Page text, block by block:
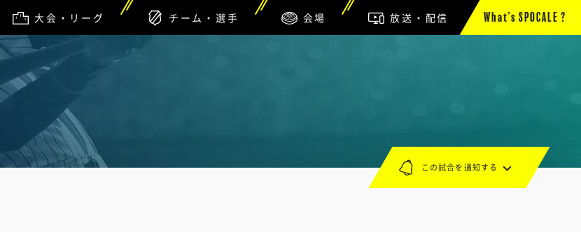
大会・リーグ チーム・選手 会場 放送・配信 What’s SPOCALE ?
この試合を通知する